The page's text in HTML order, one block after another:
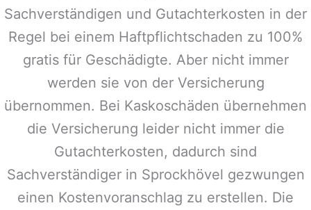
Sachverständigen und Gutachterkosten in der
Regel bei einem Haftpflichtschaden zu 100%
gratis für Geschädigte. Aber nicht immer
werden sie von der Versicherung
übernommen. Bei Kaskoschäden übernehmen
die Versicherung leider nicht immer die
Gutachterkosten, dadurch sind
Sachverständiger in Sprockhövel gezwungen
einen Kostenvoranschlag zu erstellen. Die